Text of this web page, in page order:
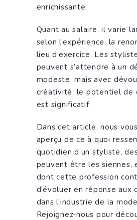
enrichissante.
Quant au salaire, il varie
selon l’expérience, la
lieu d’exercice. Les
peuvent s’attendre à un
modeste, mais avec
créativité, le potentiel de
est significatif.
Dans cet article, nous
aperçu de ce à quoi
quotidien d’un styliste,
peuvent être les siennes,
dont cette profession
d’évoluer en réponse aux
dans l’industrie de la
Rejoignez-nous pour